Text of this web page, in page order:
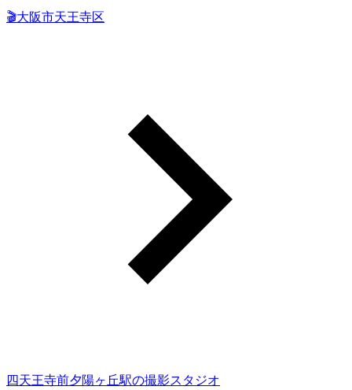
🎬大阪市天王寺区
四天王寺前夕陽ヶ丘駅の撮影スタジオ